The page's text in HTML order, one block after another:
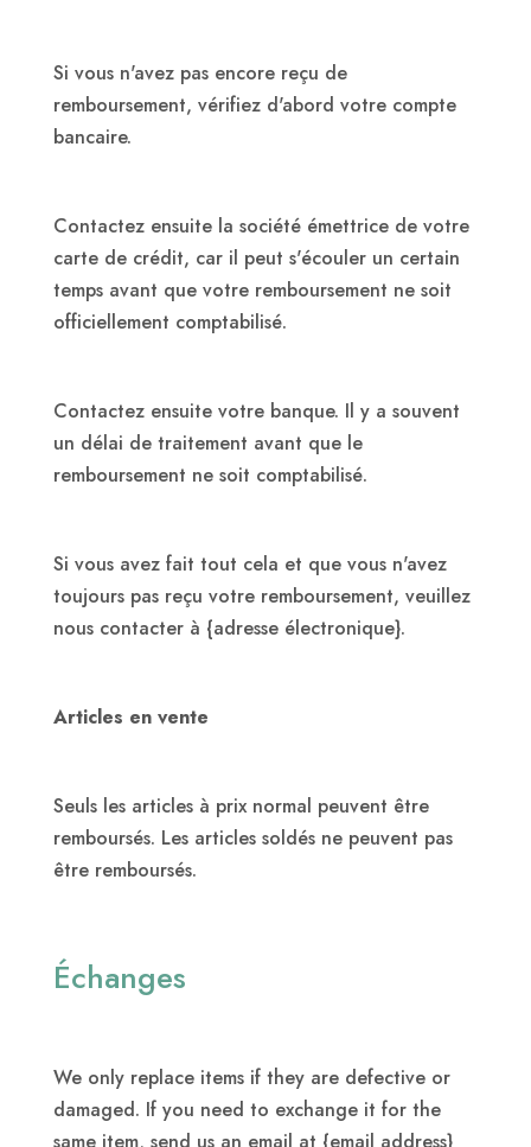
Si vous n'avez pas encore reçu de
remboursement, vérifiez d'abord votre compte
bancaire.
Contactez ensuite la société émettrice de votre
carte de crédit, car il peut s'écouler un certain
temps avant que votre remboursement ne soit
officiellement comptabilisé.
Contactez ensuite votre banque. Il y a souvent
un délai de traitement avant que le
remboursement ne soit comptabilisé.
Si vous avez fait tout cela et que vous n'avez
toujours pas reçu votre remboursement, veuillez
nous contacter à {adresse électronique}.
Articles en vente
Seuls les articles à prix normal peuvent être
remboursés. Les articles soldés ne peuvent pas
être remboursés.
Échanges
We only replace items if they are defective or
damaged. If you need to exchange it for the